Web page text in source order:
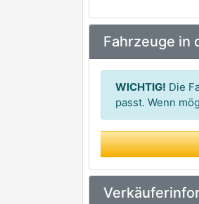
Dr.Motor
METZGER
VAICO
ESEN SKV
MEAT & DORIA
Metalcaucho
A.Z. Meisterteile
Fahrzeuge in
WICHTIG! Die
passt. Wenn